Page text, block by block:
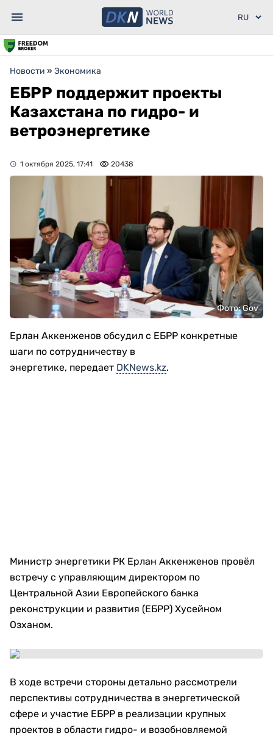
Новости » Экономика
ЕБРР поддержит проекты
Казахстана по гидро- и
ветроэнергетике
1 октября 2025, 17:41 20438
Фото: Gov
Ерлан Аккенженов обсудил с ЕБРР конкретные
шаги по сотрудничеству в
энергетике, передает DKNews.kz.
Министр энергетики РК Ерлан Аккенженов провёл
встречу с управляющим директором по
Центральной Азии Европейского банка
реконструкции и развития (ЕБРР) Хусейном
Озханом.
В ходе встречи стороны детально рассмотрели
перспективы сотрудничества в энергетической
сфере и участие ЕБРР в реализации крупных
проектов в области гидро- и возобновляемой